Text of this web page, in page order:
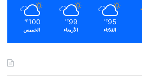
95
℉
الثلاثاء
99
℉
الأربعاء
100
℉
الخميس